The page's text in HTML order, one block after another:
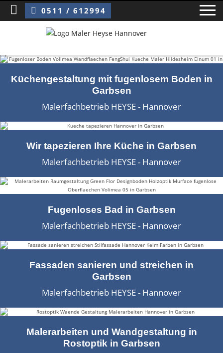
Sie sind hier:Maler Garbsen
0511 / 612994
Blog
Über uns
Mitarbeiter / Das Team
Referenzen und Kundenbewertungen
Storytelling
Malerarbeiten in der Region
Stellenangebote: Maler-Facharbeiter gesucht
Stellenangebot: Backoffice Manager/in
Leistungen ›
Altbausanierung
Betonoptik
Küchengestaltung mit fugenlosem Boden in
Garbsen
Malerfachbetrieb HEYSE - Hannover
Wir tapezieren Ihre Küche in Garbsen
Malerfachbetrieb HEYSE - Hannover
Fugenloses Bad in Garbsen
Malerfachbetrieb HEYSE - Hannover
Fassaden sanieren und streichen in
Garbsen
Malerfachbetrieb HEYSE - Hannover
Malerarbeiten und Wandgestaltung in
Rostoptik in Garbsen